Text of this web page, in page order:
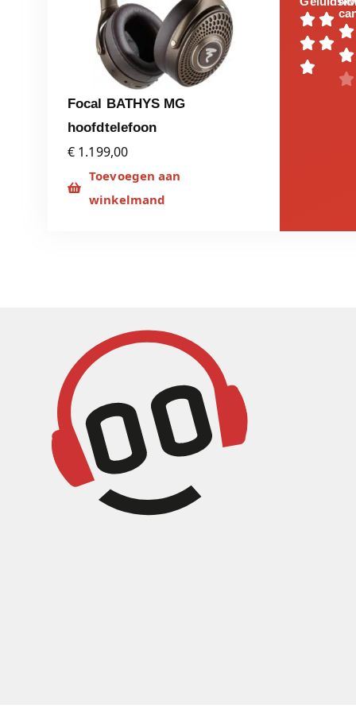
Focal BATHYS MG
hoofdtelefoon
€ 1.199,00
Toevoegen aan
winkelmand
 
 



